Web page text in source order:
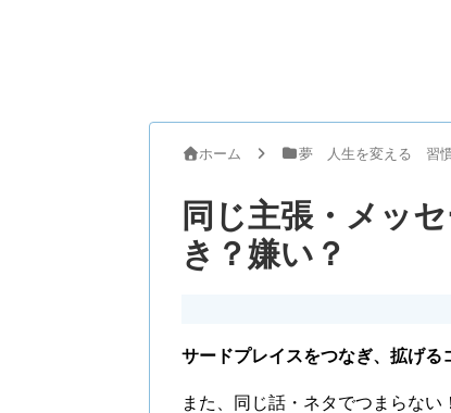
ホーム 夢 人生を変える 習
同じ主張・メッ
き？嫌い？
サードプレイスをつなぎ、拡げ
また、同じ話・ネタでつまらな